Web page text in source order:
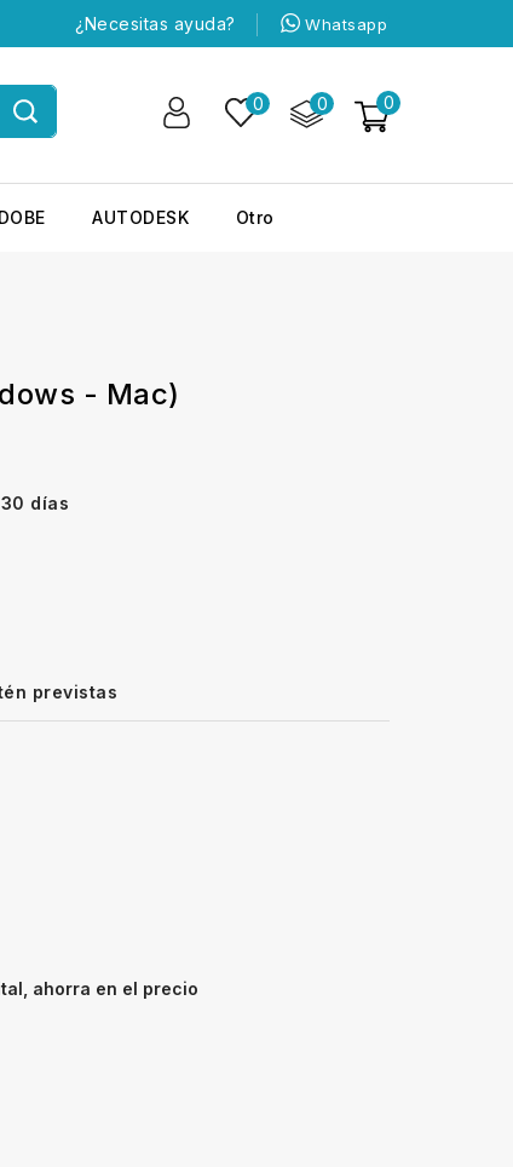
Whatsapp
¿Necesitas ayuda?
0
0
0
AUTODESK Otro
- Mac)
días
previstas
ahorra en el precio